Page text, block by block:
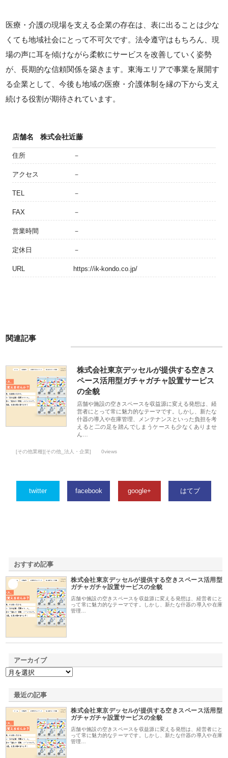
医療・介護の現場を支える企業の存在は、表に出ることは少な
くても地域社会にとって不可欠です。法令遵守はもちろん、現
場の声に耳を傾けながら柔軟にサービスを改善していく姿勢
が、長期的な信頼関係を築きます。東海エリアで事業を展開す
る企業として、今後も地域の医療・介護体制を縁の下から支え
続ける役割が期待されています。
店舗名 株式会社近藤
住所 －
アクセス －
TEL －
FAX －
営業時間 －
定休日 －
URL https://ik-kondo.co.jp/
関連記事
株式会社東京デッセルが提供する空きス
ペース活用型ガチャガチャ設置サービス
の全貌
店舗や施設の空きスペースを収益源に変える発想は、経
営者にとって常に魅力的なテーマです。しかし、新たな
什器の導入や在庫管理、メンテナンスといった負担を考
えると二の足を踏んでしまうケースも少なくありませ
ん…
[その他業種][その他_法人・企業] 0views
twitter facebook google+ はてブ
おすすめ記事
株式会社東京デッセルが提供する空きスペース活用型
ガチャガチャ設置サービスの全貌
店舗や施設の空きスペースを収益源に変える発想は、経営者にと
って常に魅力的なテーマです。しかし、新たな什器の導入や在庫
管理…
アーカイブ
最近の記事
株式会社東京デッセルが提供する空きスペース活用型
ガチャガチャ設置サービスの全貌
店舗や施設の空きスペースを収益源に変える発想は、経営者にと
って常に魅力的なテーマです。しかし、新たな什器の導入や在庫
管理…